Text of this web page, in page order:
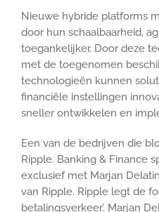
Nieuwe hybride platforms
door hun schaalbaarheid,
toegankelijker. Door deze
met de toegenomen
technologieën kunnen
financiële instellingen
sneller ontwikkelen en
Een van de bedrijven die
Ripple. Banking & Finance
exclusief met Marjan
van Ripple. Ripple legt de
betalingsverkeer’. Marjan